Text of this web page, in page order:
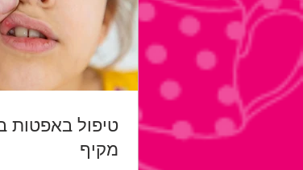
טיפול באפטות
מקיף